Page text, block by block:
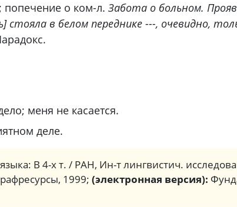
попечение о ком-л. Забота о больном.
стояла в белом переднике ---, очевидно,
меня не касается.
деле.
В 4-х т. / РАН, Ин-т лингвистич.
1999; (электронная версия):